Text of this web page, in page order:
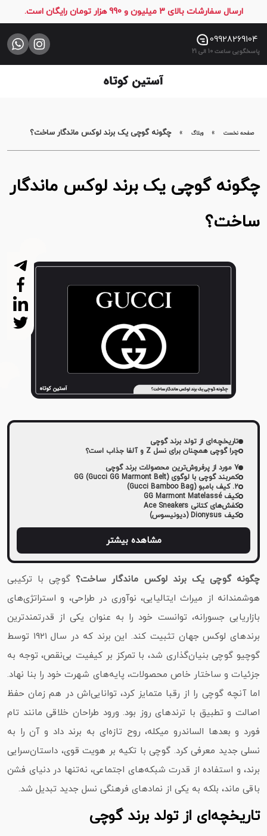
ارسال سفارشات بالای 3 میلیون و 990 هزار تومان رایگان است.
09928269104
پاسخگویی ساعت 10 الی 21
صفحه
نخست
فروشگاه
صفحه نخست » وبلاگ » چگونه گوچی یک برند لوکس ماندگار ساخت؟
چگونه گوچی یک برند لوکس ماندگار
ساخت؟
تاریخچه‌ای از تولد برند گوچی
چرا گوچی همچنان برای نسل Z و آلفا جذاب است؟
7 مورد از پرفروش‌ترین محصولات برند گوچی
کمربند گوچی با لوگوی GG (Gucci GG Marmont Belt)
2. کیف بامبو (Gucci Bamboo Bag)
کیف GG Marmont Matelassé
کفش‌های کتانی Ace Sneakers
کیف Dionysus (دیونیسوس)
مشاهده بیشتر
چگونه گوچی یک برند لوکس ماندگار ساخت؟گوچی با ترکیبی
هوشمندانه از میراث ایتالیایی، نوآوری در طراحی، و استراتژی‌های
بازاریابی جسورانه، توانست خود را به‌ عنوان یکی از قدرتمندترین
برندهای لوکس جهان تثبیت کند. این برند که در سال ۱۹۲۱ توسط
گوچیو گوچی بنیان‌گذاری شد، با تمرکز بر کیفیت بی‌نقص، توجه به
جزئیات و ساختار خاص محصولات، پایه‌های شهرت خود را بنا نهاد.
اما آنچه گوچی را از رقبا متمایز کرد، توانایی‌اش در هم‌ زمان حفظ
اصالت و تطبیق با ترندهای روز بود. ورود طراحان خلاقی مانند تام
فورد و بعدها الساندرو میکله، روح تازه‌ای به برند داد و آن را به
نسلی جدید معرفی کرد. گوچی با تکیه بر هویت قوی، داستان‌سرایی
برند، و استفاده از قدرت شبکه‌های اجتماعی، نه‌تنها در دنیای فشن
باقی ماند، بلکه به یکی از نمادهای فرهنگی نسل جدید تبدیل شد.
تاریخچه‌ای از تولد برند گوچی